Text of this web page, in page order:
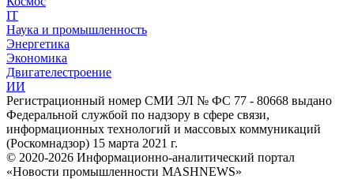
IT
Наука и промышленность
Энергетика
Экономика
Двигателестроение
ИИ
Регистрационный номер СМИ ЭЛ № ФС 77 - 80668 выдано
Федеральной службой по надзору в сфере связи,
информационных технологий и массовых коммуникаций
(Роскомнадзор) 15 марта 2021 г.
© 2020-2026 Информационно-аналитический портал
«Новости промышленности MASHNEWS»